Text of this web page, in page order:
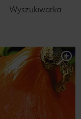
Wyszukiwarka